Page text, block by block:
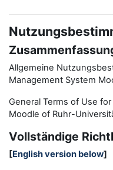
Allgemeine
Management System
General Terms of Use
Moodle of Ruhr-Universit
Vollständige
[English version below]